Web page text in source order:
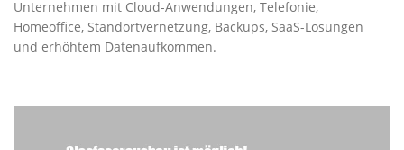
Unternehmen mit Cloud-Anwendungen, Telefonie,
Homeoffice, Standortvernetzung, Backups, SaaS-Lösungen
und erhöhtem Datenaufkommen.